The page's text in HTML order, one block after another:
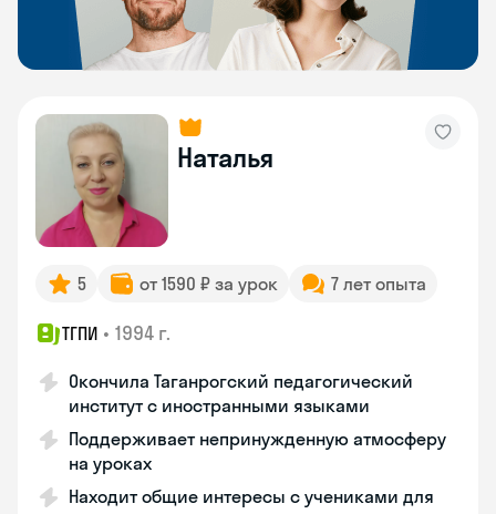
Наталья
5 от 1590 ₽ за урок 7 лет опыта
ТГПИ • 1994 г.
Окончила Таганрогский педагогический
институт с иностранными языками
Поддерживает непринужденную атмосферу
на уроках
Находит общие интересы с учениками для